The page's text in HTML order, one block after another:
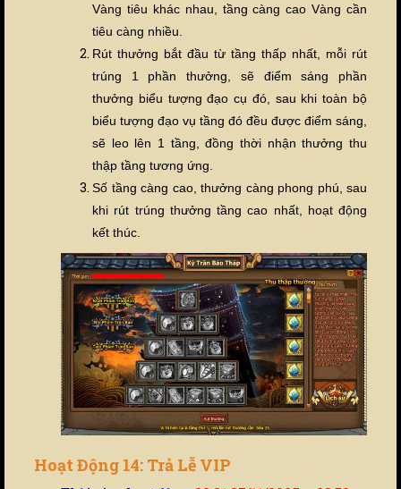
Vàng tiêu khác nhau, tầng càng cao Vàng cần
tiêu càng nhiều.
Rút thưởng bắt đầu từ tầng thấp nhất, mỗi rút
trúng 1 phần thưởng, sẽ điểm sáng phần
thưởng biểu tượng đạo cụ đó, sau khi toàn bộ
biểu tượng đạo vụ tầng đó đều được điểm sáng,
sẽ leo lên 1 tầng, đồng thời nhận thưởng thu
thập tầng tương ứng.
Số tầng càng cao, thưởng càng phong phú, sau
khi rút trúng thưởng tầng cao nhất, hoạt động
kết thúc.
Hoạt Động 14: Trả Lễ VIP